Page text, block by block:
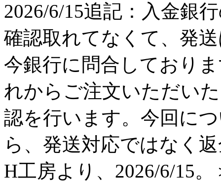
2026/6/15追記：入金銀
確認取れてなくて、発
今銀行に問合しており
れからご注文いただい
認を行います。今回に
ら、発送対応ではなく
H工房より、2026/6/15。